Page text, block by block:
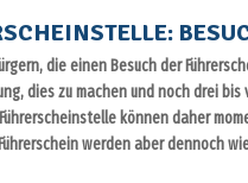
die einen Besuch der
dies zu machen und noch drei
können daher
werden aber dennoch